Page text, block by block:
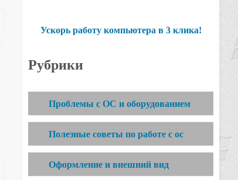
Ускорь работу компьютера в 3 клика!
Рубрики
Проблемы с ОС и оборудованием
Полезные советы по работе с ос
Оформление и внешний вид